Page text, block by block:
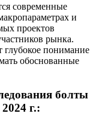
современные
и
проектов
рынка.
глубокое понимание
обоснованные
болты
г.: